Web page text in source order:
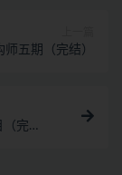
师五期（完结）
（完